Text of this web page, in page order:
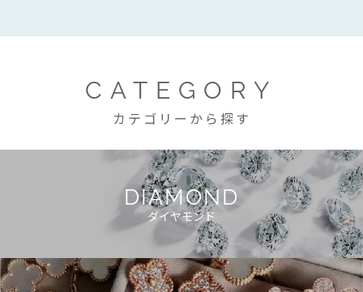
CATEGORY
カテゴリーから探す
DIAMOND
ダイヤモンド